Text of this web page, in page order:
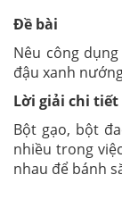
Đề bài
Nêu công
đậu xanh
Lời giải chi tiết
Bột gạo, bột
nhiều trong
nhau để bánh